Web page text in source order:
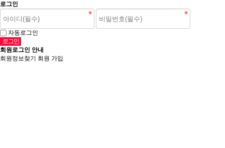
로그인
자동로그인
회원로그인 안내
회원정보찾기
회원 가입